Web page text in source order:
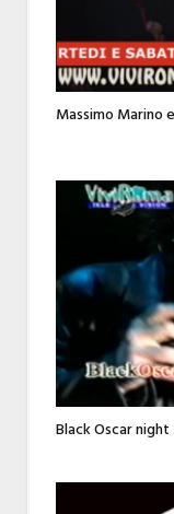
Massimo Marino
Black Oscar night